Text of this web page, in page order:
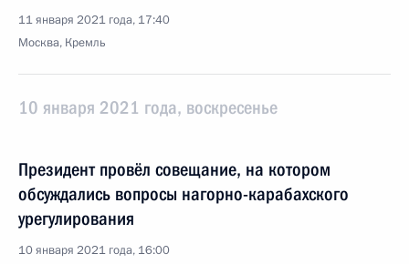
11 января 2021 года, 17:40
Москва, Кремль
10 января 2021 года, воскресенье
Президент провёл совещание, на котором
обсуждались вопросы нагорно-карабахского
урегулирования
10 января 2021 года, 16:00